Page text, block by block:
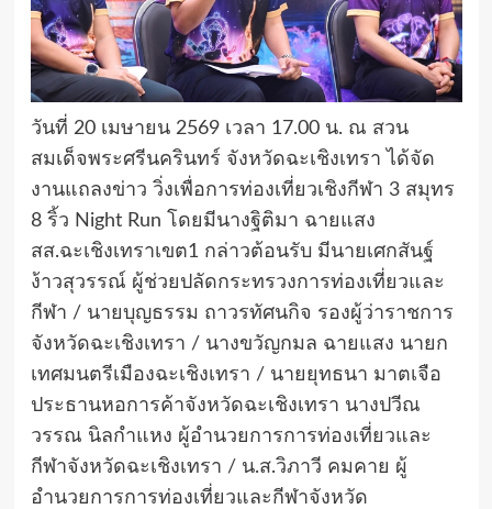
วันที่ 20 เมษายน 2569 เวลา 17.00 น. ณ สวน
สมเด็จพระศรีนครินทร์ จังหวัดฉะเชิงเทรา ได้จัด
งานแถลงข่าว วิ่งเพื่อการท่องเที่ยวเชิงกีฬา 3 สมุทร
8 ริ้ว Night Run โดยมีนางฐิติมา ฉายแสง
สส.ฉะเชิงเทราเขต1 กล่าวต้อนรับ มีนายเศกสันฐ์
ง้าวสุวรรณ์ ผู้ช่วยปลัดกระทรวงการท่องเที่ยวและ
กีฬา / นายบุญธรรม ถาวรทัศนกิจ รองผู้ว่าราชการ
จังหวัดฉะเชิงเทรา / นางขวัญกมล ฉายแสง นายก
เทศมนตรีเมืองฉะเชิงเทรา / นายยุทธนา มาตเจือ
ประธานหอการค้าจังหวัดฉะเชิงเทรา นางปวีณ
วรรณ นิลกำแหง ผู้อำนวยการการท่องเที่ยวและ
กีฬาจังหวัดฉะเชิงเทรา / น.ส.วิภาวี คมคาย ผู้
อำนวยการการท่องเที่ยวและกีฬาจังหวัด